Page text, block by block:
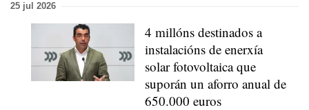
25 jul 2026
4 millóns destinados a
instalacións de enerxía
solar fotovoltaica que
suporán un aforro anual de
650.000 euros